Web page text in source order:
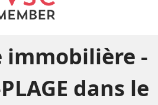
immobilière -
dans le